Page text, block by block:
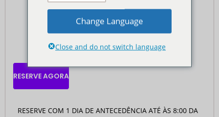
RESERVE AGORA
RESERVE COM 1 DIA DE ANTECEDÊNCIA ATÉ ÀS 8:00 DA
Change Language
Close and do not switch language